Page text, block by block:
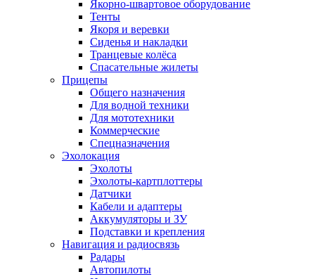
Якорно-швартовое оборудование
Тенты
Якоря и веревки
Сиденья и накладки
Транцевые колёса
Спасательные жилеты
Прицепы
Общего назначения
Для водной техники
Для мототехники
Коммерческие
Спецназначения
Эхолокация
Эхолоты
Эхолоты-картплоттеры
Датчики
Кабели и адаптеры
Аккумуляторы и ЗУ
Подставки и крепления
Навигация и радиосвязь
Радары
Автопилоты